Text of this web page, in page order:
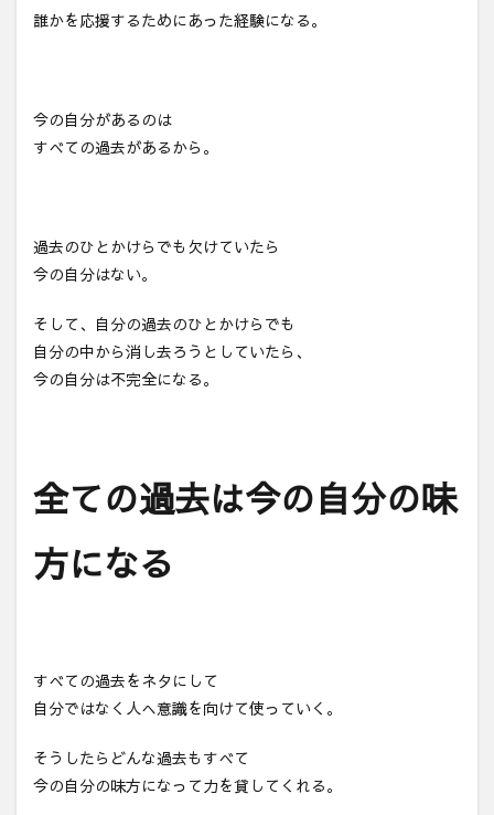
誰かを応援するためにあった経験になる。
今の自分があるのは
すべての過去があるから。
過去のひとかけらでも欠けていたら
今の自分はない。
そして、自分の過去のひとかけらでも
自分の中から消し去ろうとしていたら、
今の自分は不完全になる。
全ての過去は今の自分の味
方になる
すべての過去をネタにして
自分ではなく人へ意識を向けて使っていく。
そうしたらどんな過去もすべて
今の自分の味方になって力を貸してくれる。